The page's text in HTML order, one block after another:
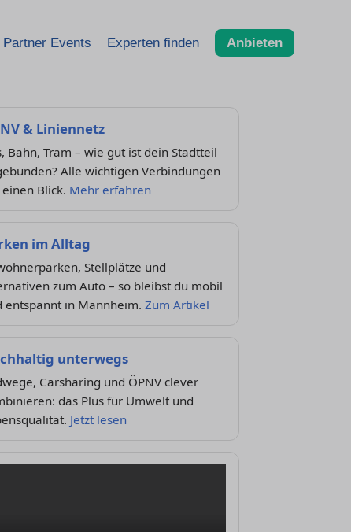
Partner Events Experten finden Anbieten
& Liniennetz
Bahn, Tram – wie gut ist dein Stadtteil
Alle wichtigen Verbindungen
Blick. Mehr erfahren
im Alltag
Stellplätze und
zum Auto – so bleibst du mobil
entspannt in Mannheim. Zum Artikel
unterwegs
Carsharing und ÖPNV clever
das Plus für Umwelt und
Jetzt lesen